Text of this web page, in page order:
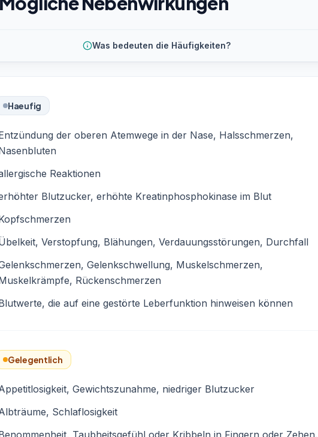
Was bedeuten die Häufigkeiten?
Haeufig
der oberen Atemwege in der Nase, Halsschmerzen,
Reaktionen
Blutzucker, erhöhte Kreatinphosphokinase im Blut
Verstopfung, Blähungen, Verdauungsstörungen, Durchfall
Gelenkschwellung, Muskelschmerzen,
Rückenschmerzen
die auf eine gestörte Leberfunktion hinweisen können
Gelegentlich
Gewichtszunahme, niedriger Blutzucker
Schlaflosigkeit
Taubheitsgefühl oder Kribbeln in Fingern oder Zehen,